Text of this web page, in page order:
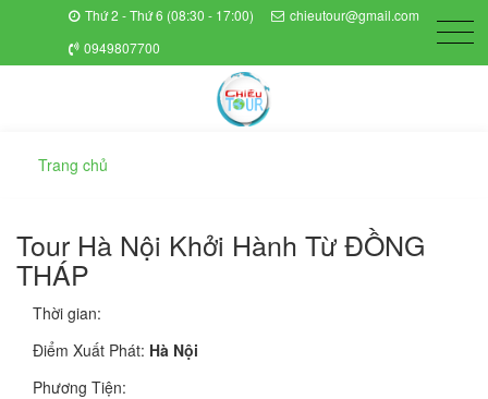
Thứ 2 - Thứ 6 (08:30 - 17:00)
chieutour@gmail.com
0949807700
Trang chủ
Tour Hà Nội Khởi Hành Từ ĐỒNG
THÁP
Thời gian:
Điểm Xuất Phát: Hà Nội
Phương Tiện: